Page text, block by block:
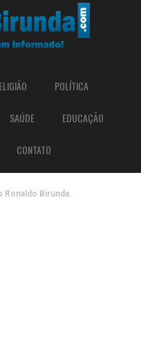
POLÍTICA
SAÚDE EDUCAÇÃO
CONTATO
Birunda.